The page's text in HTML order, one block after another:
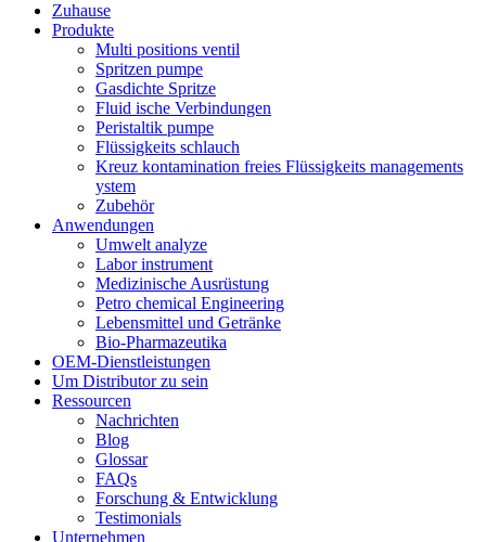
Zuhause
Produkte
Multi positions ventil
Spritzen pumpe
Gasdichte Spritze
Fluid ische Verbindungen
Peristaltik pumpe
Flüssigkeits schlauch
Kreuz kontamination freies Flüssigkeits managements
ystem
Zubehör
Anwendungen
Umwelt analyze
Labor instrument
Medizinische Ausrüstung
Petro chemical Engineering
Lebensmittel und Getränke
Bio-Pharmazeutika
OEM-Dienstleistungen
Um Distributor zu sein
Ressourcen
Nachrichten
Blog
Glossar
FAQs
Forschung & Entwicklung
Testimonials
Unternehmen